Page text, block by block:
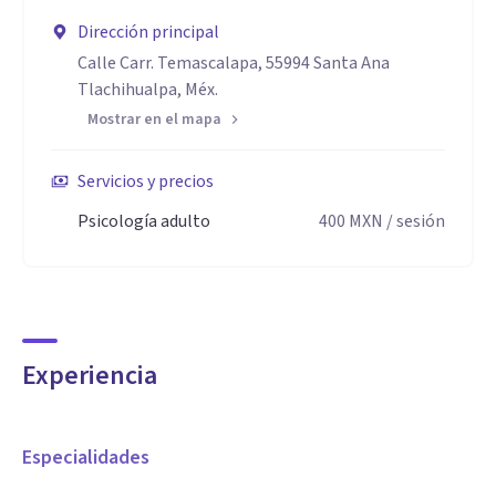
Dirección principal
Calle Carr. Temascalapa, 55994 Santa Ana
Tlachihualpa, Méx.
Mostrar en el mapa
Servicios y precios
Psicología adulto
400 MXN / sesión
Experiencia
Especialidades